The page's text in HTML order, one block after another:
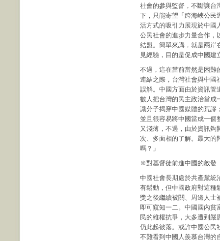
社會的參與監督，不斷讓台
下，只能寄望「跨海峽公民
活方式的吸引力展現於中國
公民社會的進步力量合作，
結盟。簡單來講，就是兩岸
見經驗，目的是促成中國建
不過，這在當前當然是困難
連結之際，台灣社會與中國
誤解。中國方面由於資訊管
數人把台灣的民主政治當成
識分子揭穿中國媒體的荒謬
並且很容易將中國當成一個
又淺薄，不過，由於資訊夠
次、多面相的了解。最大的
嗎？」
※對基督徒前進中國的啟發
中國社會長期處於共產黨統
有鬆動，但中國政府對這種
獎之後繼續被關、周邊人士
即可窺知一二。中國國內貧
民的維權抗爭，大多遭到
仍此起彼落。或許中國公民
不難看到中國人羨慕台灣的